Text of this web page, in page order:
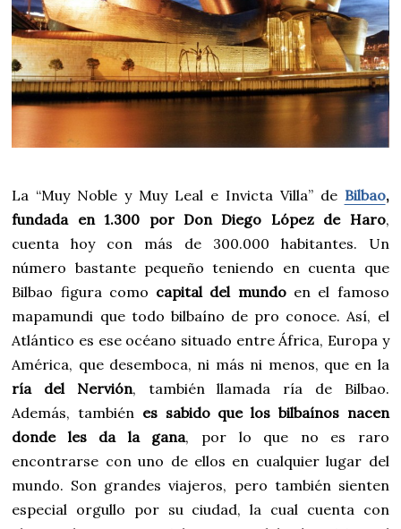
La “Muy Noble y Muy Leal e Invicta Villa” de Bilbao,
fundada en 1.300 por Don Diego López de Haro,
cuenta hoy con más de 300.000 habitantes. Un
número bastante pequeño teniendo en cuenta que
Bilbao figura como capital del mundoen el famoso
mapamundi que todo bilbaíno de pro conoce. Así, el
Atlántico es ese océano situado entre África, Europa y
América, que desemboca, ni más ni menos, que en la
ría del Nervión, también llamada ría de Bilbao.
Además, también es sabido que los bilbaínos nacen
donde les da la gana, por lo que no es raro
encontrarse con uno de ellos en cualquier lugar del
mundo. Son grandes viajeros, pero también sienten
especial orgullo por su ciudad, la cual cuenta con